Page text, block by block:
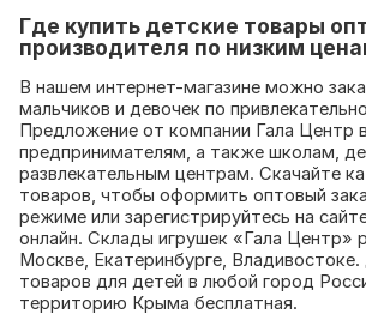
Где купить детские товары
производителя по низким
В нашем интернет-магазине можно
мальчиков и девочек по
Предложение от компании Гала Центр
предпринимателям, а также школам,
развлекательным центрам. Скачайте
товаров, чтобы оформить оптовый
режиме или зарегистрируйтесь на
онлайн. Склады игрушек «Гала Центр»
Москве, Екатеринбурге,
товаров для детей в любой город
территорию Крыма бесплатная.